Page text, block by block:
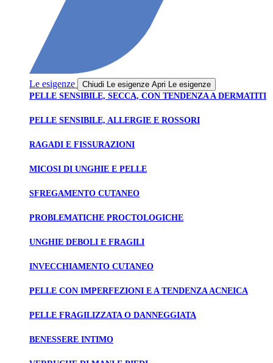
Le esigenze Chiudi Le esigenze Apri Le esigenze
PELLE SENSIBILE, SECCA, CON TENDENZA A DERMATITI
PELLE SENSIBILE, ALLERGIE E ROSSORI
RAGADI E FISSURAZIONI
MICOSI DI UNGHIE E PELLE
SFREGAMENTO CUTANEO
PROBLEMATICHE PROCTOLOGICHE
UNGHIE DEBOLI E FRAGILI
INVECCHIAMENTO CUTANEO
PELLE CON IMPERFEZIONI E A TENDENZA ACNEICA
PELLE FRAGILIZZATA O DANNEGGIATA
BENESSERE INTIMO